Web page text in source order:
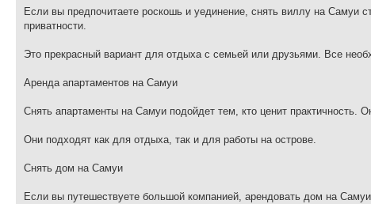
Если вы предпочитаете роскошь и уединение, снять виллу на Самуи
приватности.
Это прекрасный вариант для отдыха с семьей или друзьями. Все
Аренда апартаментов на Самуи
Снять апартаменты на Самуи подойдет тем, кто ценит практичность.
Они подходят как для отдыха, так и для работы на острове.
Снять дом на Самуи
Если вы путешествуете большой компанией, арендовать дом на